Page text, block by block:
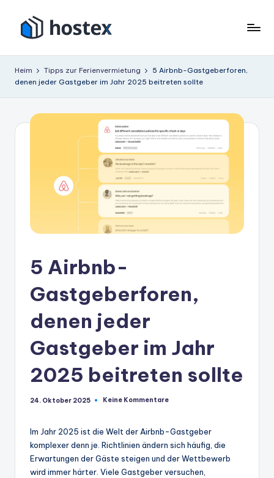
Inhalt
springen
o
s
Ihre
Heim Tipps zur Ferienvermietung
5 Airbnb-Gastgeberforen,
denen jeder Gastgeber im Jahr 2025 beitreten sollte
5 Airbnb-
Gastgeberforen,
denen jeder
Gastgeber im Jahr
2025 beitreten sollte
24. Oktober 2025 Keine Kommentare
Im Jahr 2025 ist die Welt der Airbnb-Gastgeber
komplexer denn je. Richtlinien ändern sich häufig, die
Erwartungen der Gäste steigen und der Wettbewerb
wird immer härter. Viele Gastgeber versuchen,